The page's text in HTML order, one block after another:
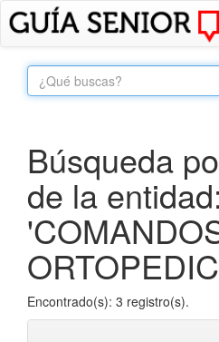
Búsqueda
de la entidad:
Encontrado(s): 3 registro(s).